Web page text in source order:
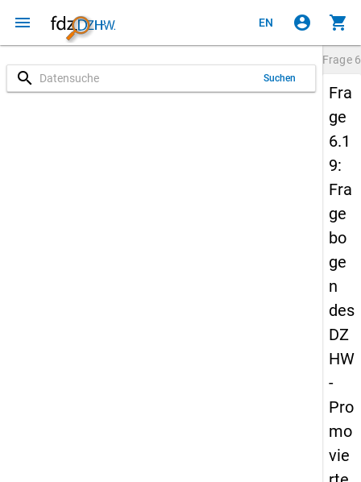
menu EN account_circle shopping_cart
search Suchen
Frage
Fra
ge
6.1
9:
Fra
ge
bo
ge
n
des
DZ
HW
-
Pro
mo
vie